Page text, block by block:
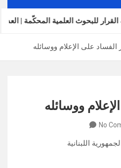
مجلة القرار للبحوث العلمية المحكّمة | العدد الحادي
الفساد على الإعلام ووسائله
ووسائله
No
اللبنانية